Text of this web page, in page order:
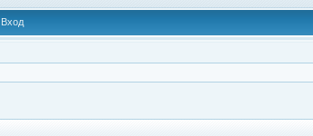
Вход